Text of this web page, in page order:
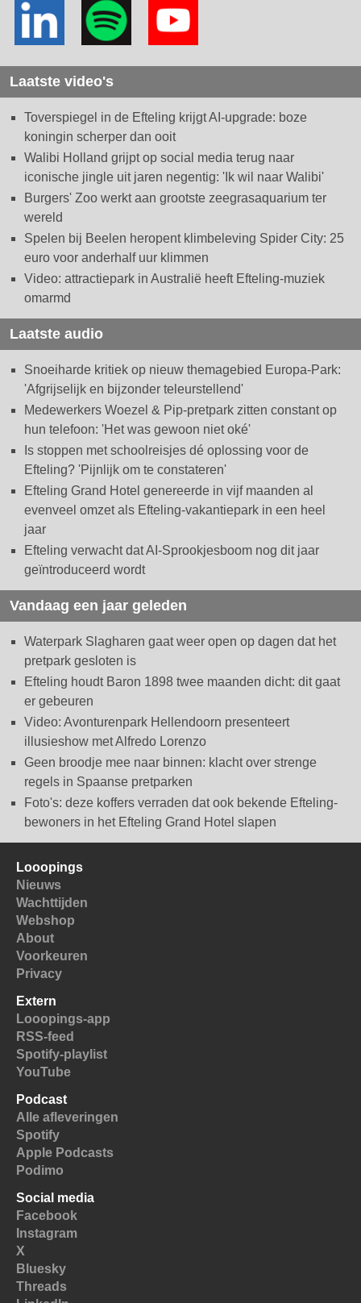
Laatste video's
Toverspiegel in de Efteling krijgt AI-upgrade: boze
koningin scherper dan ooit
Walibi Holland grijpt op social media terug naar
iconische jingle uit jaren negentig: 'Ik wil naar Walibi'
Burgers' Zoo werkt aan grootste zeegrasaquarium ter
wereld
Spelen bij Beelen heropent klimbeleving Spider City: 25
euro voor anderhalf uur klimmen
Video: attractiepark in Australië heeft Efteling-muziek
omarmd
Laatste audio
Snoeiharde kritiek op nieuw themagebied Europa-Park:
'Afgrijselijk en bijzonder teleurstellend'
Medewerkers Woezel & Pip-pretpark zitten constant op
hun telefoon: 'Het was gewoon niet oké'
Is stoppen met schoolreisjes dé oplossing voor de
Efteling? 'Pijnlijk om te constateren'
Efteling Grand Hotel genereerde in vijf maanden al
evenveel omzet als Efteling-vakantiepark in een heel
jaar
Efteling verwacht dat AI-Sprookjesboom nog dit jaar
geïntroduceerd wordt
Vandaag een jaar geleden
Waterpark Slagharen gaat weer open op dagen dat het
pretpark gesloten is
Efteling houdt Baron 1898 twee maanden dicht: dit gaat
er gebeuren
Video: Avonturenpark Hellendoorn presenteert
illusieshow met Alfredo Lorenzo
Geen broodje mee naar binnen: klacht over strenge
regels in Spaanse pretparken
Foto's: deze koffers verraden dat ook bekende Efteling-
bewoners in het Efteling Grand Hotel slapen
Looopings
Nieuws
Wachttijden
Webshop
About
Voorkeuren
Privacy
Extern
Looopings-app
RSS-feed
Spotify-playlist
YouTube
Podcast
Alle afleveringen
Spotify
Apple Podcasts
Podimo
Social media
Facebook
Instagram
X
Bluesky
Threads